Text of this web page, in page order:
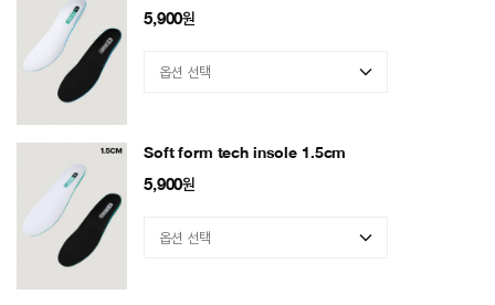
5,900원
Soft form tech insole 1.5cm
5,900원